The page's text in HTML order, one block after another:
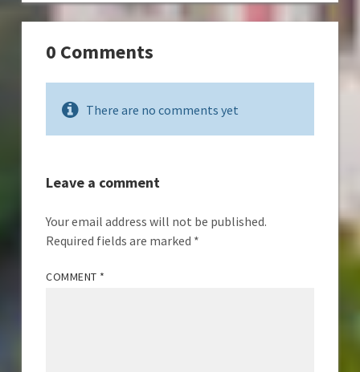
0 Comments
There are no comments yet
Leave a comment
Your email address will not be published.
Required fields are marked *
COMMENT *